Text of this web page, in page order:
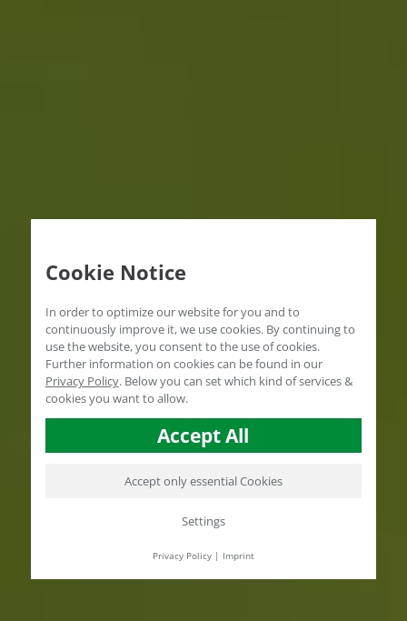
Cookie Notice
In order to optimize our website for you and to
continuously improve it, we use cookies. By continuing to
use the website, you consent to the use of cookies.
Further information on cookies can be found in our
Privacy Policy. Below you can set which kind of services &
cookies you want to allow.
Accept All
Accept only essential Cookies
Settings
Privacy Policy| Imprint